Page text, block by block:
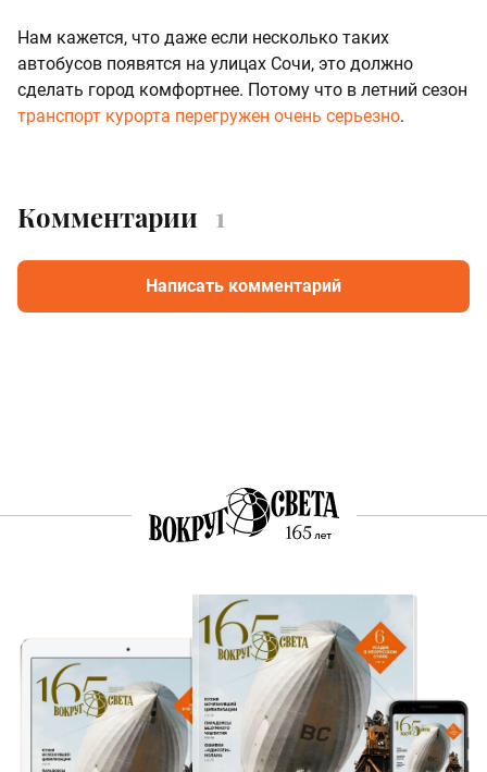
Нам кажется, что даже если несколько таких
автобусов появятся на улицах Сочи, это должно
сделать город комфортнее. Потому что в летний сезон
транспорт курорта перегружен очень серьезно.
Комментарии 1
Написать комментарий